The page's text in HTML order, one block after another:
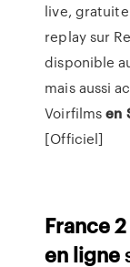
live, gratuite
replay sur
disponible
mais aussi
Voirfilmsen
[Officiel]
France2
en ligne